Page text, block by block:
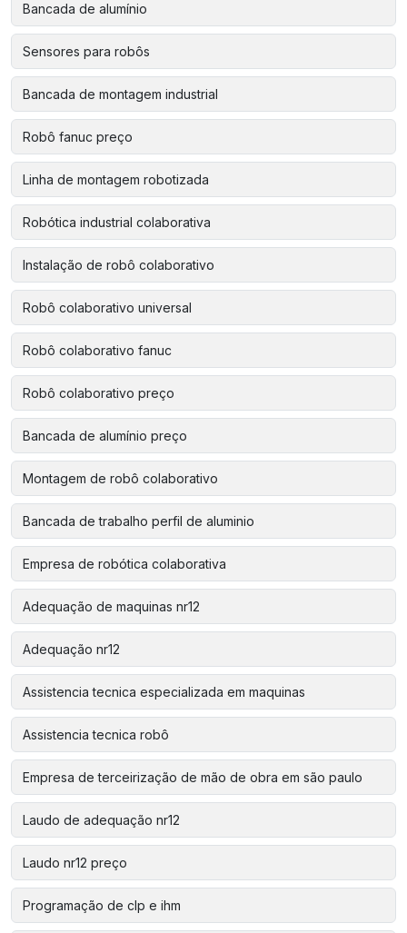
Bancada de alumínio
Sensores para robôs
Bancada de montagem industrial
Robô fanuc preço
Linha de montagem robotizada
Robótica industrial colaborativa
Instalação de robô colaborativo
Robô colaborativo universal
Robô colaborativo fanuc
Robô colaborativo preço
Bancada de alumínio preço
Montagem de robô colaborativo
Bancada de trabalho perfil de aluminio
Empresa de robótica colaborativa
Adequação de maquinas nr12
Adequação nr12
Assistencia tecnica especializada em maquinas
Assistencia tecnica robô
Empresa de terceirização de mão de obra em são paulo
Laudo de adequação nr12
Laudo nr12 preço
Programação de clp e ihm